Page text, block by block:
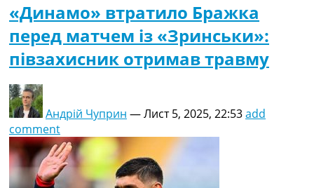
«Динамо» втратило Бражка
перед матчем із «Зринськи»:
півзахисник отримав травму
Андрій Чуприн —Лист 5, 2025, 22:53add
comment